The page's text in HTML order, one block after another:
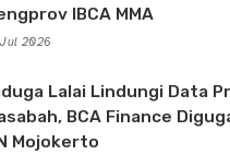
IBCA MMA
Jul 2026
Lalai Lindungi Data
BCA Finance
Mojokerto